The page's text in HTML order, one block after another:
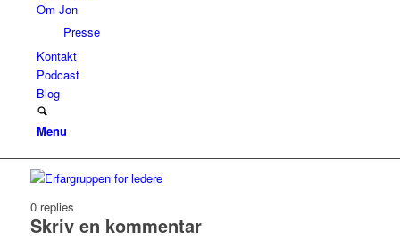
Om Jon
Presse
Kontakt
Podcast
Blog
Menu
0 replies
Skriv en kommentar